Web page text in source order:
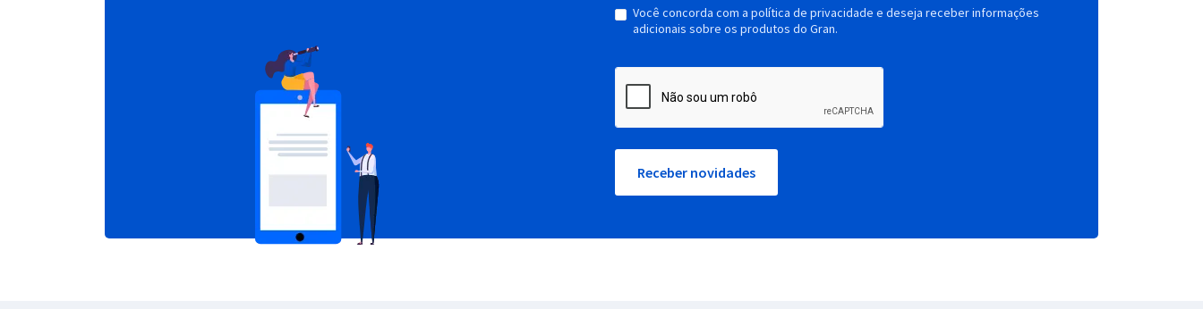
Você concorda com a política de privacidade e deseja receber informações
adicionais sobre os produtos do Gran.
Receber novidades